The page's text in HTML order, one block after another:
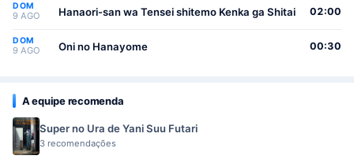
DOM
9 AGO Hanaori-san wa Tensei shitemo Kenka ga Shitai 02:00
DOM
9 AGO Oni no Hanayome 00:30
A equipe recomenda
Super no Ura de Yani Suu Futari
3 recomendações